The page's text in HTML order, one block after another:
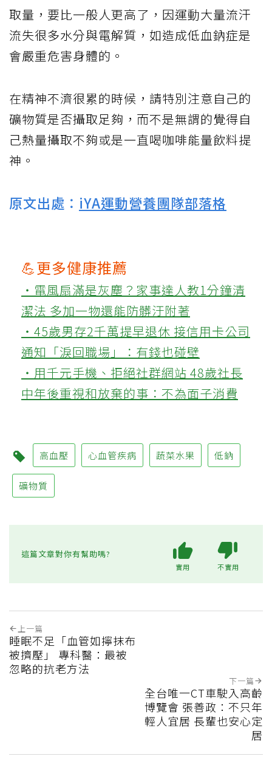
取量，要比一般人更高了，因運動大量流汗
流失很多水分與電解質，如造成低血鈉症是
會嚴重危害身體的。
在精神不濟很累的時候，請特別注意自己的
礦物質是否攝取足夠，而不是無謂的覺得自
己熱量攝取不夠或是一直喝咖啡能量飲料提
神。
原文出處： iYA運動營養團隊部落格
💪更多健康推薦
‧電風扇滿是灰塵？家事達人教1分鐘清
潔法 多加一物還能防髒汙附著
‧45歲男存2千萬提早退休 接信用卡公司
通知「淚回職場」：有錢也碰壁
‧用千元手機、拒絕社群網站 48歲社長
中年後重視和放棄的事：不為面子消費
高血壓 心血管疾病 蔬菜水果 低鈉
礦物質
這篇文章對你有幫助嗎?
實用 不實用
上一篇
睡眠不足「血管如擰抹布
被擠壓」 專科醫：最被
忽略的抗老方法
下一篇
全台唯一CT車駛入高齡
博覽會 張善政：不只年
輕人宜居 長輩也安心定
居